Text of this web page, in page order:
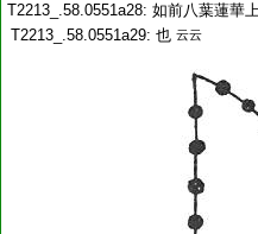
T2213_.58.0551a28: 如前八葉蓮華
T2213_.58.0551a29: 也 云云